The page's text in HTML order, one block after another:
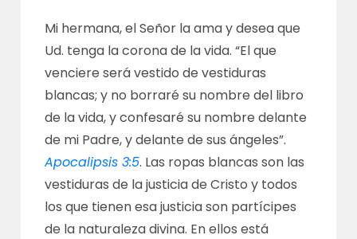
Mi hermana, el Señor la ama y desea que
Ud. tenga la corona de la vida. “El que
venciere será vestido de vestiduras
blancas; y no borraré su nombre del libro
de la vida, y confesaré su nombre delante
de mi Padre, y delante de sus ángeles”.
Apocalipsis 3:5. Las ropas blancas son las
vestiduras de la justicia de Cristo y todos
los que tienen esa justicia son partícipes
de la naturaleza divina. En ellos está